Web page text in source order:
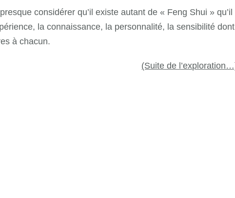
considérer qu’il existe autant de « Feng Shui » qu’il
la connaissance, la personnalité, la sensibilité dont
à chacun.
(Suite de